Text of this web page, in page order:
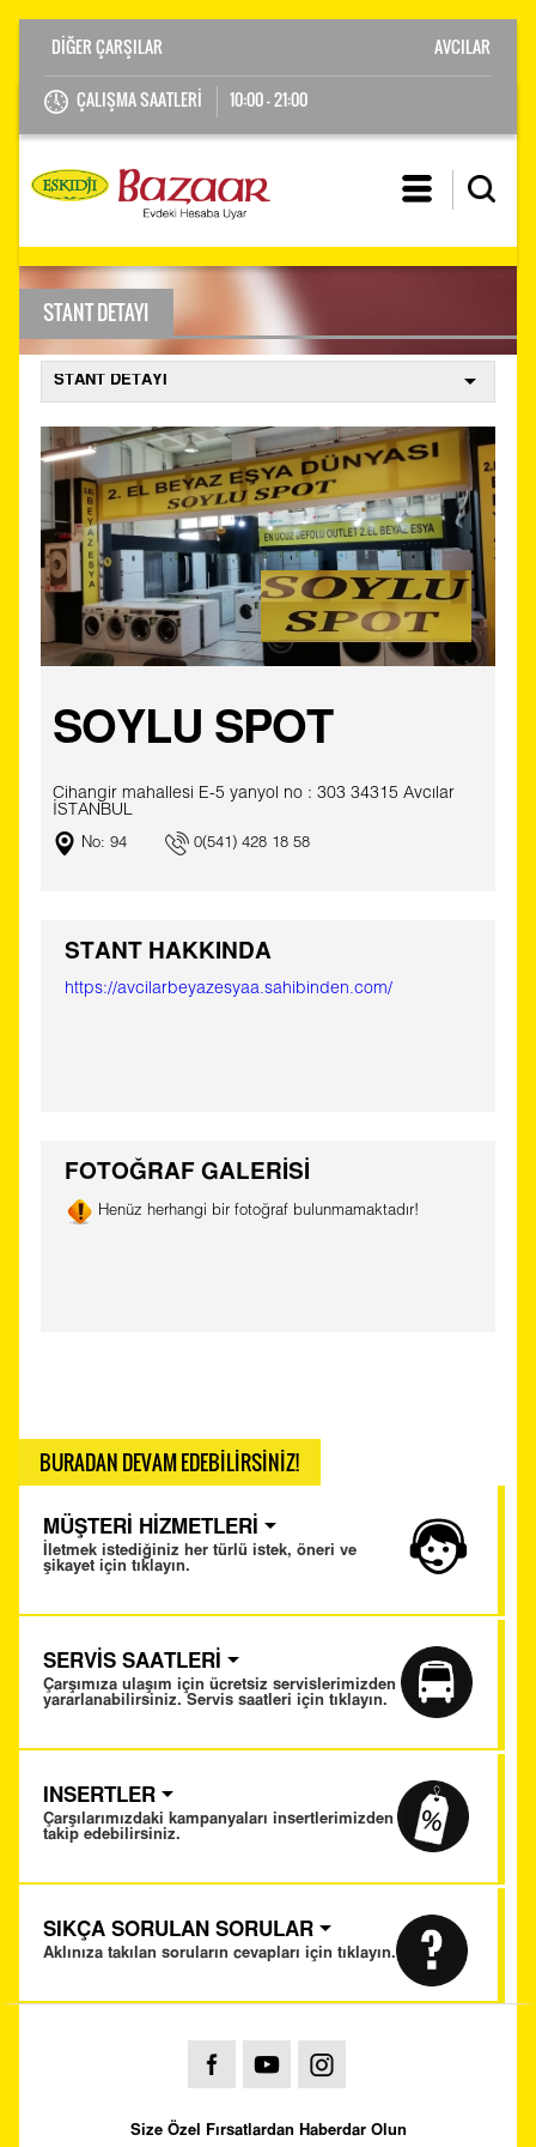
ÇALIŞMA SAATLERİ 10:00 - 21:00
AVCILAR
STANT DETAYI
SOYLU SPOT
Cihangir mahallesi E-5 yanyol no : 303 34315 Avcılar
İSTANBUL
No: 94 0(541) 428 18 58
STANT HAKKINDA
https://avcilarbeyazesyaa.sahibinden.com/
FOTOĞRAF GALERİSİ
Henüz herhangi bir fotoğraf bulunmamaktadır!
BURADAN DEVAM EDEBİLİRSİNİZ!
MÜŞTERİ HİZMETLERİ
İletmek istediğiniz her türlü istek, öneri ve
şikayet için tıklayın.
SERVİS SAATLERİ
Çarşımıza ulaşım için ücretsiz servislerimizden
yararlanabilirsiniz. Servis saatleri için tıklayın.
INSERTLER
Çarşılarımızdaki kampanyaları insertlerimizden
takip edebilirsiniz.
SIKÇA SORULAN SORULAR
Aklınıza takılan soruların cevapları için tıklayın.
Size Özel Fırsatlardan Haberdar Olun